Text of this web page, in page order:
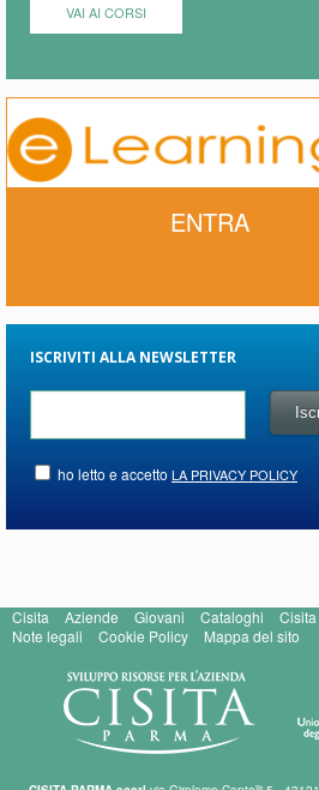
VAI AI CORSI
ENTRA
ISCRIVITI ALLA NEWSLETTER
ho letto e accetto LA PRIVACY POLICY
Cisita Aziende Giovani Cataloghi
Note legali
Cookie Policy Mappa del sito